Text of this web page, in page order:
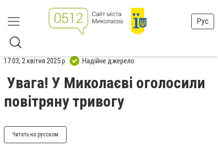
Рус
17:03, 2 квітня 2025 р. Надійне джерело
Увага! У Миколаєві оголосили
повітряну тривогу
Читать на русском